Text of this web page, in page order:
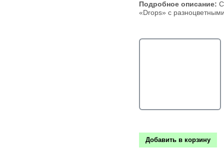
Подробное описание:
«Drops» с
Добавить в корзину